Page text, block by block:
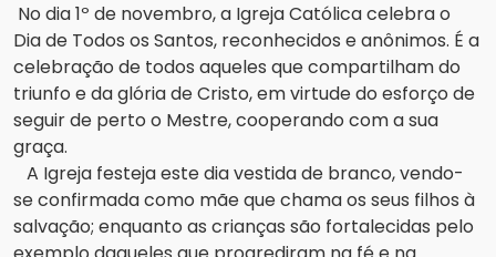
No dia 1º de novembro, a Igreja Católica celebra o
Dia de Todos os Santos, reconhecidos e anônimos. É a
celebração de todos aqueles que compartilham do
triunfo e da glória de Cristo, em virtude do esforço de
seguir de perto o Mestre, cooperando com a sua
graça.
A Igreja festeja este dia vestida de branco, vendo-
se confirmada como mãe que chama os seus filhos à
salvação; enquanto as crianças são fortalecidas pelo